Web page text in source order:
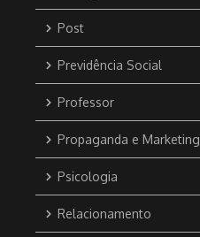
Post
Previdência Social
Professor
Propaganda e Marketing
Psicologia
Relacionamento